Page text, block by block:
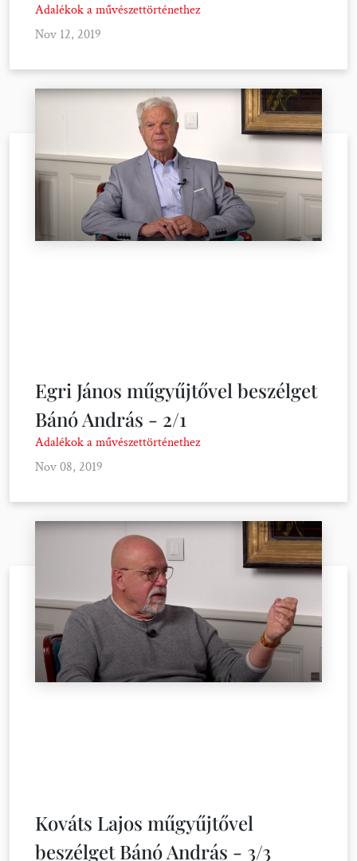
Adalékok a művészettörténethez
Nov 12, 2019
Egri János műgyűjtővel beszélget
Bánó András - 2/1
Adalékok a művészettörténethez
Nov 08, 2019
Kováts Lajos műgyűjtővel
beszélget Bánó András - 3/3